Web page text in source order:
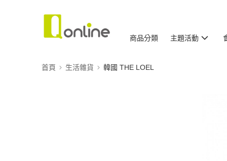
商品分類 主題活動
首頁 生活雜貨 韓國 THE LOEL